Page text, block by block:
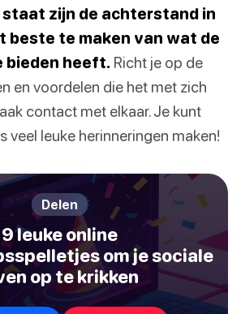
staat zijn de achterstand in
beste te maken van wat de
bieden heeft. Richt je op de
en voordelen die het met zich
contact met elkaar. Je kunt
veel leuke herinneringen maken!
Delen
9 leuke online
om je sociale
op te krikken